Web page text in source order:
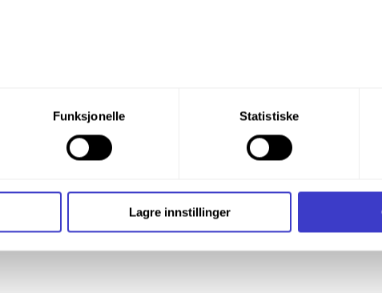
du din tillatelse til alle disse formålene. Du kan også velge formålet
formålet, og deretter trykke «Lagre innstillingene».
bruker informasjonskapsler og annen teknologi, og hvordan vi
Informasjonskapsler (Cookies)
Funksjonelle Statistiske
Lagre innstillinger
Signalet angir togets front.